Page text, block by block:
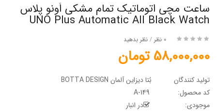
ساعت مچی اتوماتیک تمام مشکی اُونو پلاس
UNO Plus Automatic All Black Watch
0 نظر / نظر بدهید
58,000,000 تومان
تولید کنندگان
بُتا دیزاین آلمان BOTTA DESIGN
کد محصول:
موجودی:
در انبار